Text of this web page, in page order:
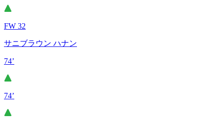
FW 32
サニブラウン ハナン
74’
74’